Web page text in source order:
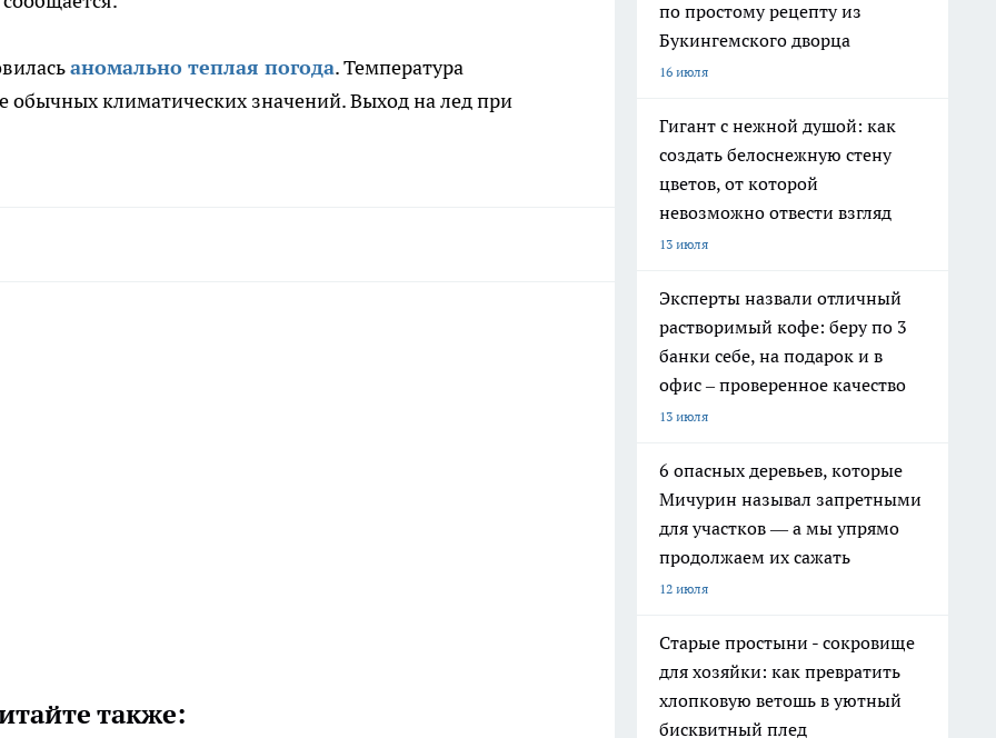
аномально теплая погода. Температура
обычных климатических значений. Выход на лед при
также:
по простому рецепту из
Букингемского дворца
16 июля
Гигант с нежной душой: как
создать белоснежную стену
цветов, от которой
невозможно отвести взгляд
13 июля
Эксперты назвали отличный
растворимый кофе: беру по 3
банки себе, на подарок и в
офис – проверенное качество
13 июля
6 опасных деревьев, которые
Мичурин называл запретными
для участков — а мы упрямо
продолжаем их сажать
12 июля
Старые простыни - сокровище
для хозяйки: как превратить
хлопковую ветошь в уютный
бисквитный плед